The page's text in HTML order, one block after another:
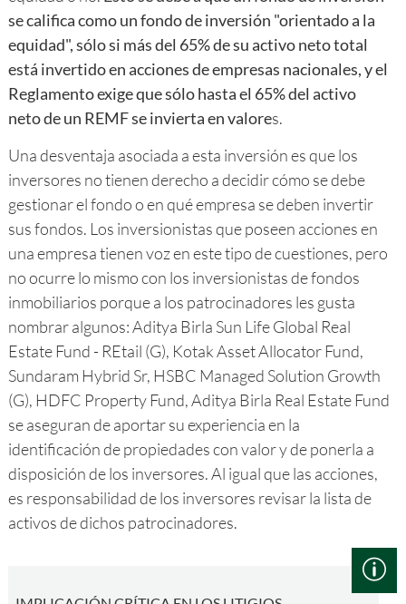
se califica como un fondo de inversión "orientado a la
equidad", sólo si más del 65% de su activo neto total
está invertido en acciones de empresas nacionales, y el
Reglamento exige que sólo hasta el 65% del activo
neto de un REMF se invierta en valores.
Una desventaja asociada a esta inversión es que los
inversores no tienen derecho a decidir cómo se debe
gestionar el fondo o en qué empresa se deben invertir
sus fondos. Los inversionistas que poseen acciones en
una empresa tienen voz en este tipo de cuestiones, pero
no ocurre lo mismo con los inversionistas de fondos
inmobiliarios porque a los patrocinadores les gusta
nombrar algunos: Aditya Birla Sun Life Global Real
Estate Fund - REtail (G), Kotak Asset Allocator Fund,
Sundaram Hybrid Sr, HSBC Managed Solution Growth
(G), HDFC Property Fund, Aditya Birla Real Estate Fund
se aseguran de aportar su experiencia en la
identificación de propiedades con valor y de ponerla a
disposición de los inversores. Al igual que las acciones,
es responsabilidad de los inversores revisar la lista de
activos de dichos patrocinadores.